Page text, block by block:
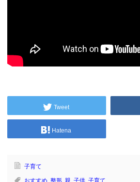
Tweet
Hatena
子育て
おすすめ 整形 親 子供 子育て